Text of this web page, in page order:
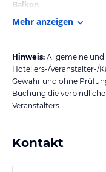
Balkon
Mehr anzeigen
Hinweis: Allgemeine
Hoteliers-/Veranstalter-/
Gewähr und ohne
Buchung die
Veranstalters.
Kontakt